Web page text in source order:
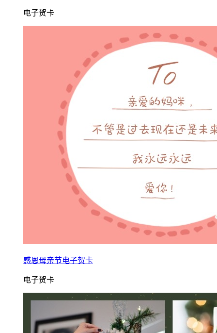
电子贺卡
感恩母亲节电子贺卡
电子贺卡